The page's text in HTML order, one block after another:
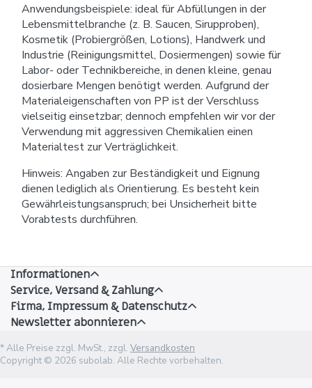
Anwendungsbeispiele: ideal für Abfüllungen in der
Lebensmittelbranche (z. B. Saucen, Sirupproben),
Kosmetik (Probiergrößen, Lotions), Handwerk und
Industrie (Reinigungsmittel, Dosiermengen) sowie für
Labor- oder Technikbereiche, in denen kleine, genau
dosierbare Mengen benötigt werden. Aufgrund der
Materialeigenschaften von PP ist der Verschluss
vielseitig einsetzbar; dennoch empfehlen wir vor der
Verwendung mit aggressiven Chemikalien einen
Materialtest zur Verträglichkeit.
Hinweis: Angaben zur Beständigkeit und Eignung
dienen lediglich als Orientierung. Es besteht kein
Gewährleistungsanspruch; bei Unsicherheit bitte
Vorabtests durchführen.
Informationen
Service, Versand & Zahlung
Firma, Impressum & Datenschutz
Newsletter abonnieren
* Alle Preise zzgl. MwSt., zzgl. Versandkosten
Copyright © 2026 subolab. Alle Rechte vorbehalten.